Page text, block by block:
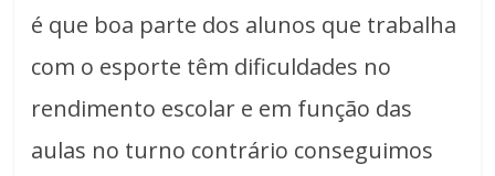
é que boa parte dos alunos que trabalha
com o esporte têm dificuldades no
rendimento escolar e em função das
aulas no turno contrário conseguimos